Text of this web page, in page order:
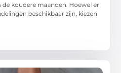
koudere maanden. Hoewel er
beschikbaar zijn, kiezen